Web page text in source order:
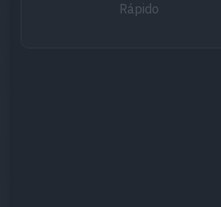
Rápido